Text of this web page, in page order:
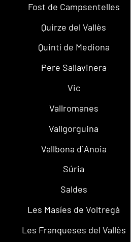
Fost de Campsentelles
Quirze del Vallès
Quintí de Mediona
Pere Sallavinera
Vic
Vallromanes
Vallgorguina
Vallbona d´Anoia
Súria
Saldes
Les Masíes de Voltregà
Les Franqueses del Vallès